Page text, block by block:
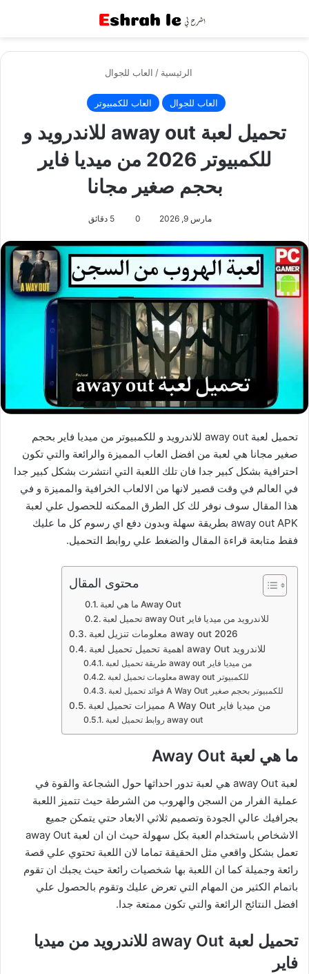
الرئيسية / العاب للجوال
العاب للجوال العاب للكمبيوتر
تحميل لعبة away out للاندرويد و
للكمبيوتر 2026 من ميديا فاير
بحجم صغير مجانا
مارس 9, 2026 0
تحميل لعبة away out للاندرويد و للكمبيوتر من ميديا فاير بحجم
صغير مجانا هي لعبة من افضل العاب المميزة والرائعة والتي تكون
احترافية بشكل كبير جدا فان تلك اللعبة التي انتشرت بشكل كبير جدا
في العالم في وقت قصير لانها من الالعاب الخرافية والمميزة و في
هذا المقال سوف نوفر لك كل الطرق الممكنه للحصول علي لعبة
away out APK بطريقة سهلة وبدون دفع اي رسوم كل ما عليك
فقط متابعة قراءة المقال والضغط علي روابط التحميل.
محتوى المقال
ما هي لعبة Away Out
تحميل لعبة away Out للاندرويد من ميديا فاير
معلومات تنزيل لعبة away out 2026
اهمية تحميل تحميل لعبة away Out للاندرويد
طريقة تحميل لعبة away out من ميديا فاير
معلومات تحميل لعبة away out للكمبيوتر
فوائد تحميل لعبة A Way Out للكمبيوتر بحجم صغير
مميزات تحميل لعبة A Way Out من ميديا فاير
روابط تحميل لعبة away out
ما هي لعبة Away Out
لعبة away Out هي لعبة تدور احداثها حول الشجاعة والقوة في
عملية الفرار من السجن والهروب من الشرطة حيث تتميز اللعبة
بجرافيك عالي الجودة وتصميم ثلاثي الابعاد حتي يتمكن جميع
الاشخاص باستخدام العبة بكل سهولة حيث ان ان لعبة away Out
تعمل بشكل واقعي مثل الحقيقة تماما لان اللعبة تحتوي علي قصة
رائعة وجميلة كما ان اللعبة بها شخصيات رائعة حيث يجبك ان تقوم
باتمام الكثير من المهام التي تعرض عليك وتقوم بالحصول علي
افضل النتائج الرائعة والتي تكون ممتعة جدا.
تحميل لعبة away Out للاندرويد من ميديا
فاير